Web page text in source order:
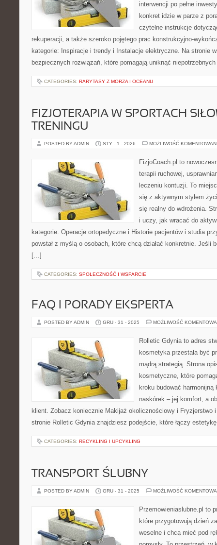
interwencji po pełne
konkret idzie w parze z
czytelne instrukcje
rekuperacji, a także szeroko pojętego prac konstrukcyjno-
kategorie: Inspiracje i trendy i Instalacje elektryczne. Na stronie
bezpiecznych rozwiązań, które pomagają uniknąć
CATEGORIES: RARYTASY Z MORZA I OCEANU
FIZJOTERAPIA W SPORTACH
TRENINGU
POSTED BY ADMIN STY - 1 - 2026 MOŻLIWOŚĆ
FizjoCoach.pl to
terapii ruchowej,
leczeniu kontuzji. To
się z aktywnym stylem
się realny do wdrożenia.
i uczy, jak wracać do
kategorie: Operacje ortopedyczne i Historie pacjentów i studia
powstał z myślą o osobach, które chcą działać konkretnie. Jeśli
[…]
CATEGORIES: SPOŁECZNOŚĆ I WSPARCIE
FAQ I PORADY EKSPERTA
POSTED BY ADMIN GRU - 31 - 2025 MOŻLIWOŚĆ
Rolletic Gdynia to adres
kosmetyka przestała być
mądrą strategią. Strona
kosmetyczne, które
kroku budować
naskórek – jej komfort, a
klient. Zobacz koniecznie Makijaż okolicznościowy i Fryzjerstwo i
stronie Rolletic Gdynia znajdziesz podejście, które łączy
CATEGORIES: RECYKLING I UPCYKLING
TRANSPORT ŚLUBNY
POSTED BY ADMIN GRU - 31 - 2025 MOŻLIWOŚĆ
Przemowieniaslubne.pl to
które przygotowują dzień
weselne i chcą mieć pod